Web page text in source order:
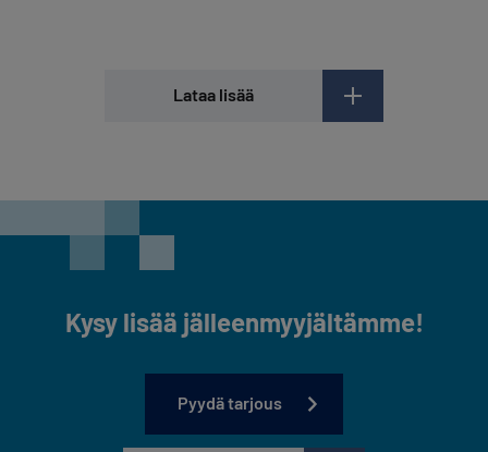
Lataa lisää
Kysy lisää jälleenmyyjältämme!
Pyydä tarjous